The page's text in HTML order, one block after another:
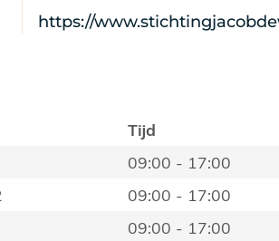
https://
Tijd
09:00 - 17:00
09:00 - 17:00
09:00 - 17:00